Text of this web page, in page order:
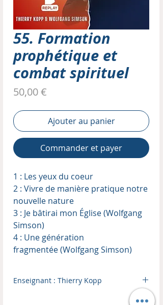
55. Formation
prophétique et
combat spirituel
50,00 €
Ajouter au panier
Commander et payer
1 : Les yeux du coeur
2 : Vivre de manière pratique notre
nouvelle nature
3 : Je bâtirai mon Église (Wolfgang
Simson)
4 : Une génération
fragmentée (Wolfgang Simson)
Enseignant : Thierry Kopp